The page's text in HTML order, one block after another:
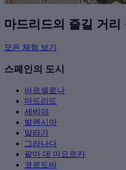
마드리드의 즐길 거리
모든 체험 보기
스페인의 도시
바르셀로나
마드리드
세비야
발렌시아
말라가
그라나다
팔마 데 마요르카
코르도바